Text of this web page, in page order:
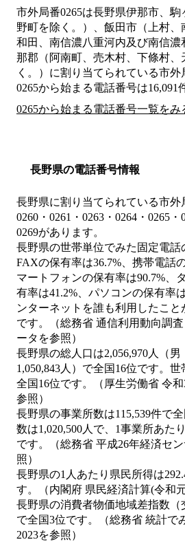
市外局番0265は長野県伊那市、駒
野町を除く。）、飯田市（上村
和田、南信濃八重河内及び南信
那郡（阿南町、売木村、下條村、
く。） に割り当てられている市外
0265から始まる電話番号は16,091
0265から始まる電話番号一覧をみ
長野県の電話番号情報
長野県に割り当てられている市外
0260・0261・0263・0264・0265・
0269があります。
長野県の世帯単位でみた固定電話
FAXの保有率は36.7%、携帯電話
マートフォンの保有率は90.7%、
有率は41.2%、パソコンの保有率
ンターネットを誰も利用したこと
です。（総務省 通信利用動向調
ータを参照）
長野県の総人口は2,056,970人（男
1,050,843人）で全国16位です。
全国16位です。（厚生労働省 令
参照）
長野県の事業所数は115,539件で
数は1,020,500人で、1事業所あた
です。（総務省 平成26年経済セ
照）
長野県の1人あたり県民所得は
す。（内閣府 県民経済計算(令和
長野県の消費者物価地域差指数（
で全国3位です。（総務省 統計で
2023を参照）